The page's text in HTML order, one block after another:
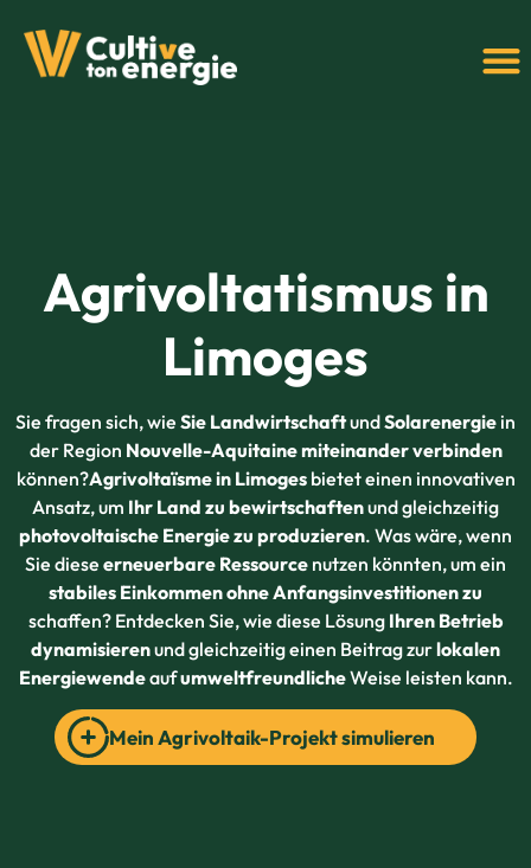
Agrivoltatismus in
Limoges
Sie fragen sich, wie Sie LandwirtschaftundSolarenergie in
der Region Nouvelle-Aquitainemiteinander verbinden
können?Agrivoltaïsme in Limogesbietet einen innovativen
Ansatz, um Ihr Land zu bewirtschaftenund gleichzeitig
photovoltaische Energie zu produzieren. Was wäre, wenn
Sie diese erneuerbare Ressource nutzen könnten, um ein
stabiles Einkommen ohne Anfangsinvestitionen zu
schaffen? Entdecken Sie, wie diese Lösung Ihren Betrieb
dynamisierenund gleichzeitig einen Beitrag zurlokalen
EnergiewendeaufumweltfreundlicheWeise leisten kann.
Mein Agrivoltaik-Projekt simulieren